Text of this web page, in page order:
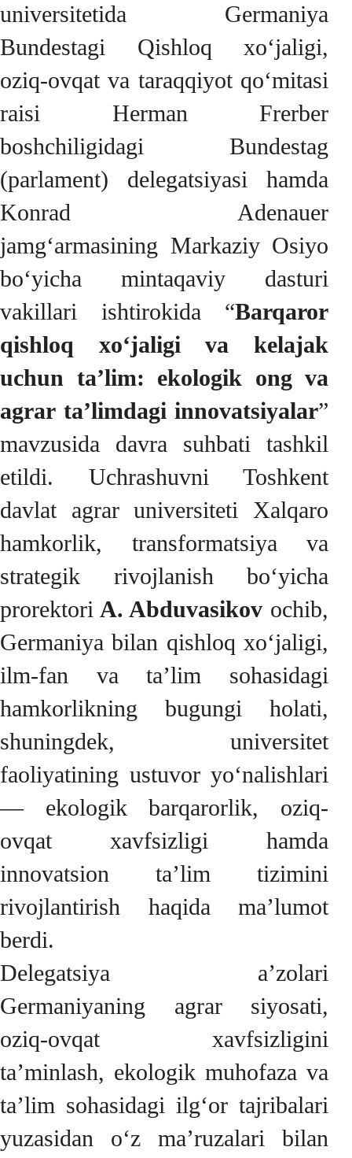
universitetida Germaniya
Bundestagi Qishloq xo‘jaligi,
oziq-ovqat va taraqqiyot qo‘mitasi
raisi Herman Frerber
boshchiligidagi Bundestag
(parlament) delegatsiyasi hamda
Konrad Adenauer
jamg‘armasining Markaziy Osiyo
bo‘yicha mintaqaviy dasturi
vakillari ishtirokida “Barqaror
qishloq xo‘jaligi va kelajak
uchun ta’lim: ekologik ong va
agrar ta’limdagi innovatsiyalar”
mavzusida davra suhbati tashkil
etildi. Uchrashuvni Toshkent
davlat agrar universiteti Xalqaro
hamkorlik, transformatsiya va
strategik rivojlanish bo‘yicha
prorektori A. Abduvasikov ochib,
Germaniya bilan qishloq xo‘jaligi,
ilm-fan va ta’lim sohasidagi
hamkorlikning bugungi holati,
shuningdek, universitet
faoliyatining ustuvor yo‘nalishlari
— ekologik barqarorlik, oziq-
ovqat xavfsizligi hamda
innovatsion ta’lim tizimini
rivojlantirish haqida ma’lumot
berdi.
Delegatsiya a’zolari
Germaniyaning agrar siyosati,
oziq-ovqat xavfsizligini
ta’minlash, ekologik muhofaza va
ta’lim sohasidagi ilg‘or tajribalari
yuzasidan o‘z ma’ruzalari bilan